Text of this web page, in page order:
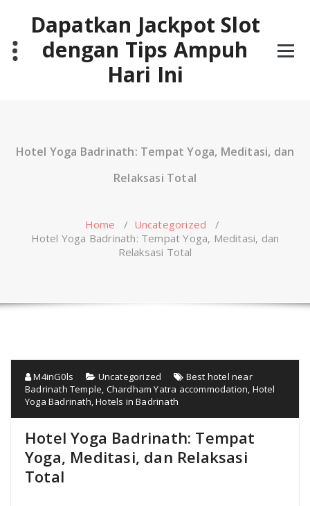
contentDapatkan Jackpot Slot
dengan Tips Ampuh
Hari Ini
Hotel Yoga Badrinath: Tempat Yoga, Meditasi, dan
Relaksasi Total
Home / Uncategorized /
Hotel Yoga Badrinath: Tempat Yoga, Meditasi, dan
Relaksasi Total
M4inG0ls Uncategorized
Best hotel near
Badrinath Temple Chardham Yatra accommodation Hotel
Yoga Badrinath ,Hotels in Badrinath
Hotel Yoga Badrinath: Tempat
Yoga, Meditasi, dan Relaksasi
Total